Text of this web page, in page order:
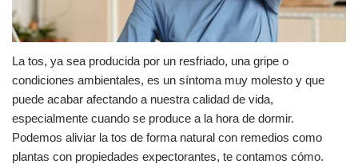
La tos, ya sea producida por un resfriado, una gripe o
condiciones ambientales, es un síntoma muy molesto y que
puede acabar afectando a nuestra calidad de vida,
especialmente cuando se produce a la hora de dormir.
Podemos aliviar la tos de forma natural con remedios como
plantas con propiedades expectorantes, te contamos cómo.